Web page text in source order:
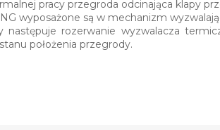
pracy przegroda odcinająca klapy
wyposażone są w mechanizm
następuje rozerwanie wyzwalacza
położenia przegrody.